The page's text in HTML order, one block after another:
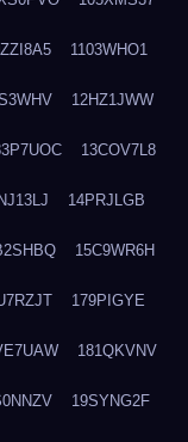
1103WHO1
12HZ1JWW
13COV7L8
14PRJLGB
15C9WR6H
179PIGYE
181QKVNV
19SYNG2F